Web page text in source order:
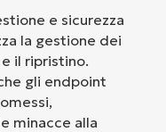
e sicurezza
la gestione dei
il ripristino.
gli endpoint
minacce alla